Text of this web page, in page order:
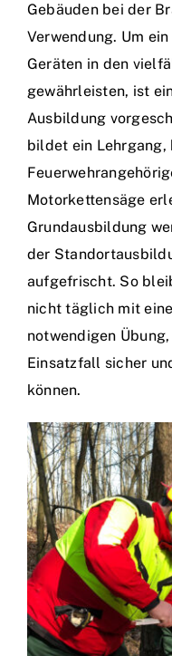
Gebäuden bei der
Verwendung. Um
Geräten in den
gewährleisten, ist
Ausbildung
bildet ein Lehrgang,
Motorkettensäge
Grundausbildung
der
aufgefrischt. So
nicht täglich mit
notwendigen
Einsatzfall sicher
können.